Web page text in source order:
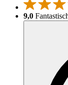
9,0